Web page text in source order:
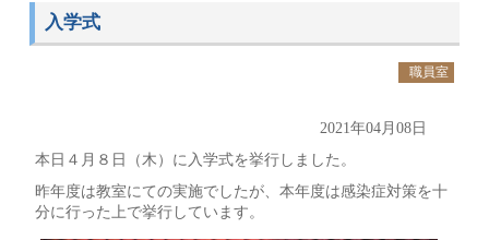
入学式
職員室
2021年04月08日
本日４月８日（木）に入学式を挙行しました。
昨年度は教室にての実施でしたが、本年度は感染症対策を十
分に行った上で挙行しています。